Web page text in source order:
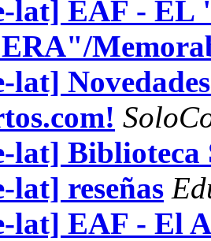
lat] EAF - EL
lat]
lat] Biblioteca
lat] reseñas
lat] EAF - El